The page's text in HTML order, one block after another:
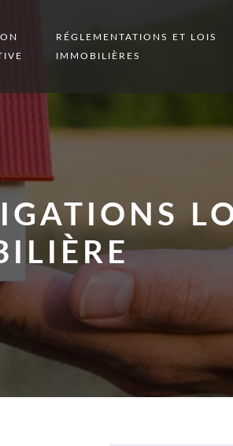
RÉGLEMENTATIONS ET LOIS
IMMOBILIÈRES